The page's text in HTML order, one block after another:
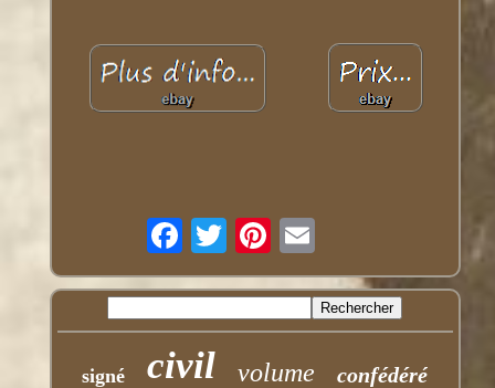
signé civil volume confédéré